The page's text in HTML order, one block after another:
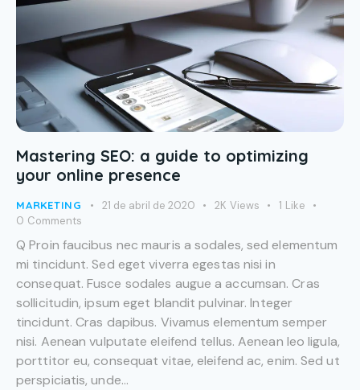
Mastering SEO: a guide to optimizing
your online presence
MARKETING 21 de abril de 2020 2K Views 1 Like
0 Comments
Q Proin faucibus nec mauris a sodales, sed elementum
mi tincidunt. Sed eget viverra egestas nisi in
consequat. Fusce sodales augue a accumsan. Cras
sollicitudin, ipsum eget blandit pulvinar. Integer
tincidunt. Cras dapibus. Vivamus elementum semper
nisi. Aenean vulputate eleifend tellus. Aenean leo ligula,
porttitor eu, consequat vitae, eleifend ac, enim. Sed ut
perspiciatis, unde…